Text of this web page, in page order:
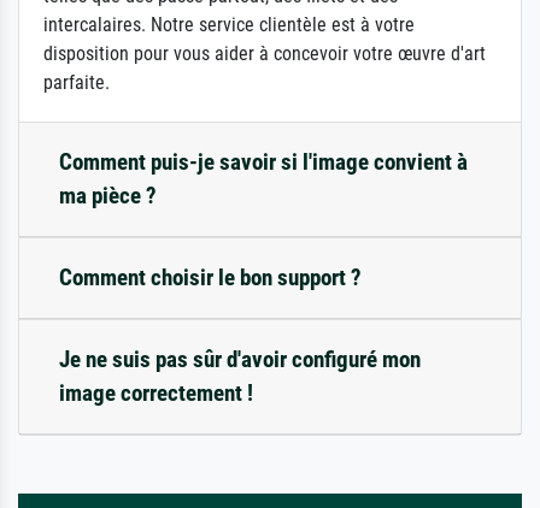
intercalaires. Notre service clientèle est à votre
disposition pour vous aider à concevoir votre œuvre d'art
parfaite.
Comment puis-je savoir si l'image convient à
ma pièce ?
Comment choisir le bon support ?
Je ne suis pas sûr d'avoir configuré mon
image correctement !